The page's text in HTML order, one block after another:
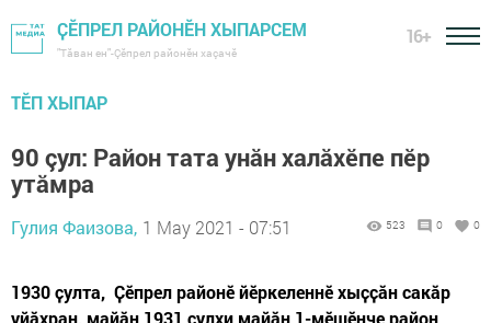
ҪӖПРЕЛ РАЙОНӖН ХЫПАРСЕМ
"Тӑван ен"-Çĕпрел районĕн хаçачӗ
16+
ТӖП ХЫПАР
90 çул: Район тата унăн халăхӗпе пӗр
утăмра
Гулия Фаизова, 1 May 2021 - 07:51 523 0 0
1930 ҫулта, Ҫӗпрел районӗ йӗркеленнӗ хыҫҫӑн сакӑр
уйӑхран, майӑн 1931 ҫулхи майӑн 1-мӗшӗнче район